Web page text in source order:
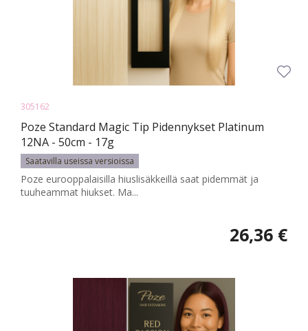
305162
Poze Standard Magic Tip Pidennykset Platinum
12NA - 50cm - 17g
Saatavilla useissa versioissa
Poze eurooppalaisilla hiuslisäkkeillä saat pidemmät ja
tuuheammat hiukset. Ma...
26,36 €